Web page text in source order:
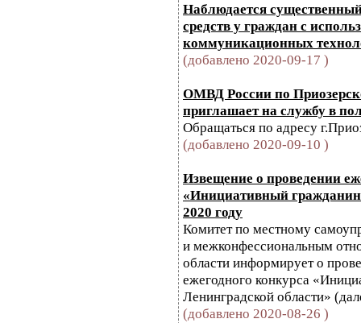
Наблюдается
средств у граждан с
коммуникационных
(добавлено 2020-09-17 )
ОМВД России по
приглашает на службу в
Обращаться по адресу
(добавлено 2020-09-10 )
Извещение о проведении
«Инициативный
2020 году
Комитет по местному
и межконфессиональным
области информирует о
ежегодного конкурса
Ленинградской области»
(добавлено 2020-08-26 )